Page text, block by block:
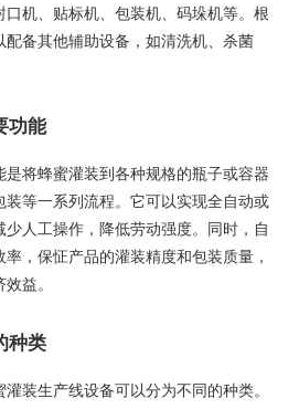
机、贴标机、包装机、码垛机等。根
备其他辅助设备，如清洗机、杀菌
功能
将蜂蜜灌装到各种规格的瓶子或容器
等一系列流程。它可以实现全自动或
人工操作，降低劳动强度。同时，自
，保怔产品的灌装精度和包装质量，
益。
种类
装生产线设备可以分为不同的种类。